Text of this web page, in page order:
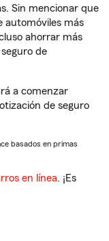
Sin mencionar que
automóviles más
ahorrar más
de
a comenzar
de seguro
basados en primas
en línea. ¡Es